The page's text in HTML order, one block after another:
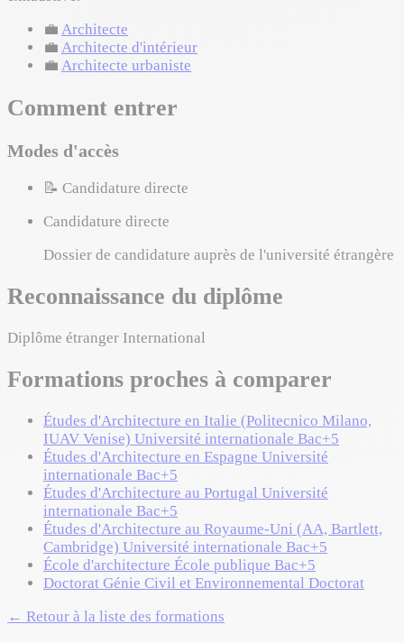
💼 Architecte
💼 Architecte d'intérieur
💼 Architecte urbaniste
Comment entrer
Modes d'accès
📝 Candidature directe
Candidature directe
Dossier de candidature auprès de l'université étrangère
Reconnaissance du diplôme
Diplôme étranger International
Formations proches à comparer
Études d'Architecture en Italie (Politecnico Milano,
IUAV Venise) Université internationale Bac+5
Études d'Architecture en Espagne Université
internationale Bac+5
Études d'Architecture au Portugal Université
internationale Bac+5
Études d'Architecture au Royaume-Uni (AA, Bartlett,
Cambridge) Université internationale Bac+5
École d'architecture École publique Bac+5
Doctorat Génie Civil et Environnemental Doctorat
← Retour à la liste des formations